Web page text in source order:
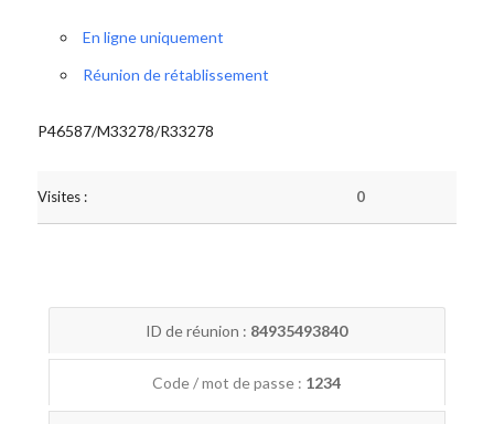
En ligne uniquement
Réunion de rétablissement
P46587/M33278/R33278
Visites : 0
ID de réunion : 84935493840
Code / mot de passe : 1234